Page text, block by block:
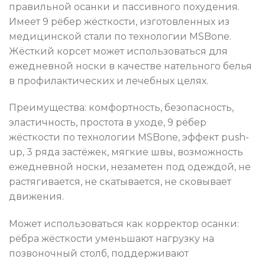
правильной осанки и пассивного похудения.
Имеет 9 рёбер жёсткости, изготовленных из
медицинской стали по технологии MSBone.
Жёсткий корсет может использоваться для
ежедневной носки в качестве нательного белья
в профилактических и лечебных целях.
Преимущества: комфортность, безопасность,
эластичность, простота в уходе, 9 рёбер
жёсткости по технологии MSBone, эффект push-
up, 3 ряда застёжек, мягкие швы, возможность
ежедневной носки, незаметен под одеждой, не
растягивается, не скатывается, не сковывает
движения.
Может использоваться как корректор осанки:
рёбра жёсткости уменьшают нагрузку на
позвоночный столб, поддерживают